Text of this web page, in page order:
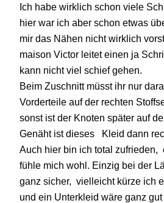
Ich habe wirklich schon viele
hier war ich aber schon etwas
mir das Nähen nicht wirklich
maison Victor leitet einen ja
kann nicht viel schief gehen.
Beim Zuschnitt müsst ihr nur
Vorderteile auf der rechten
sonst ist der Knoten später auf
Genäht ist dieses Kleid dann
Auch hier bin ich total zufrieden,
fühle mich wohl. Einzig bei der
ganz sicher, vielleicht kürze ich
und ein Unterkleid wäre ganz